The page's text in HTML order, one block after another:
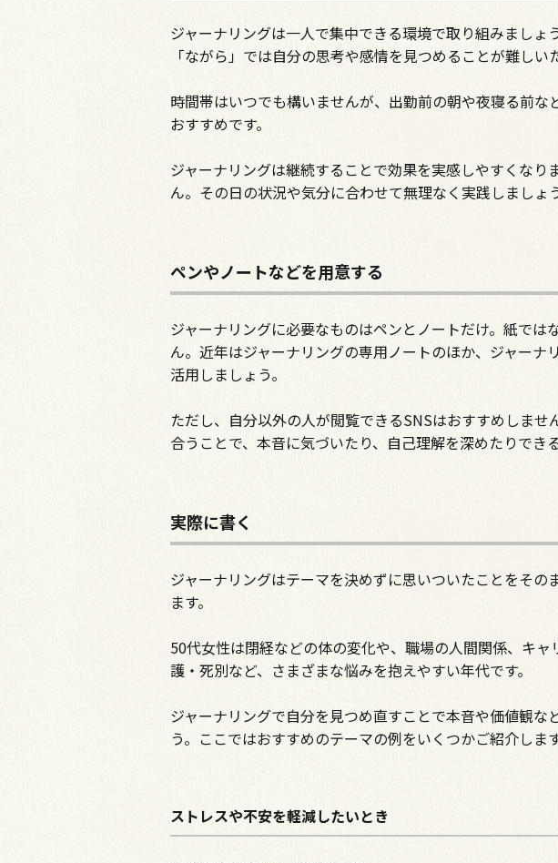
ジャーナリングは一人で集中できる環境で取り組みまし
「ながら」では自分の思考や感情を見つめることが難しい
時間帯はいつでも構いませんが、出勤前の朝や夜寝る前
おすすめです。
ジャーナリングは継続することで効果を実感しやすくな
ん。その日の状況や気分に合わせて無理なく実践しましょう
ペンやノートなどを用意する
ジャーナリングに必要なものはペンとノートだけ。紙で
ん。近年はジャーナリングの専用ノートのほか、ジャー
活用しましょう。
ただし、自分以外の人が閲覧できるSNSはおすすめしま
合うことで、本音に気づいたり、自己理解を深めたりでき
実際に書く
ジャーナリングはテーマを決めずに思いついたことをそ
ます。
50代女性は閉経などの体の変化や、職場の人間関係、キ
護・死別など、さまざまな悩みを抱えやすい年代です。
ジャーナリングで自分を見つめ直すことで本音や価値観
う。ここではおすすめのテーマの例をいくつかご紹介します
ストレスや不安を軽減したいとき